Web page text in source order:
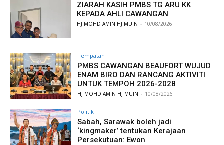
ZIARAH KASIH PMBS TG ARU KK
KEPADA AHLI CAWANGAN
HJ MOHD AMIN HJ MUIN - 10/08/2026
Tempatan
PMBS CAWANGAN BEAUFORT WUJUD
ENAM BIRO DAN RANCANG AKTIVITI
UNTUK TEMPOH 2026-2028
HJ MOHD AMIN HJ MUIN - 10/08/2026
Politik
Sabah, Sarawak boleh jadi
‘kingmaker’ tentukan Kerajaan
Persekutuan: Ewon